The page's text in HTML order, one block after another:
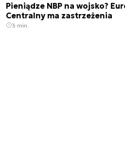
Pieniądze NBP na wojsko?
Centralny ma zastrzeżenia
3 min.